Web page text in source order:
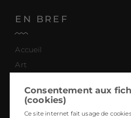
EN BREF
Accueil
Art
Boutique
Magazine
Consentement aux
(cookies)
Ce site internet fait usage de